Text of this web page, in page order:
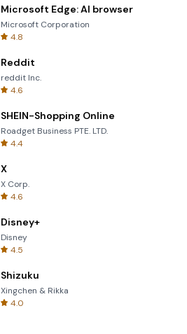
Microsoft Edge: AI browser
Microsoft Corporation
4.8
Reddit
reddit Inc.
4.6
SHEIN-Shopping Online
Roadget Business PTE. LTD.
4.4
X
X Corp.
4.6
Disney+
Disney
4.5
Shizuku
Xingchen & Rikka
4.0